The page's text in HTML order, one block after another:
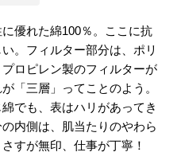
優れた綿100％。ここに抗
。フィルター部分は、ポリ
ロピレン製のフィルターが
「三層」ってことのよう。
でも、表はハリがあってき
内側は、肌当たりのやわら
すが無印、仕事が丁寧！